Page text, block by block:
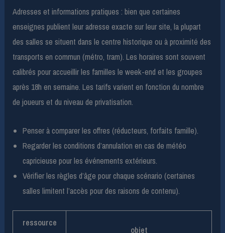
Adresses et informations pratiques : bien que certaines
enseignes publient leur adresse exacte sur leur site, la plupart
des salles se situent dans le centre historique ou à proximité des
transports en commun (métro, tram). Les horaires sont souvent
calibrés pour accueillir les familles le week-end et les groupes
après 18h en semaine. Les tarifs varient en fonction du nombre
de joueurs et du niveau de privatisation.
Penser à comparer les offres (réducteurs, forfaits famille).
Regarder les conditions d’annulation en cas de météo
capricieuse pour les événements extérieurs.
Vérifier les règles d’âge pour chaque scénario (certaines
salles limitent l’accès pour des raisons de contenu).
ressource
objet